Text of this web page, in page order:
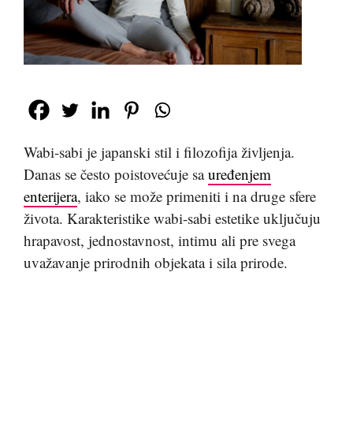
Wabi-sabi je japanski stil i filozofija življenja.
Danas se često poistovećuje sauređenjem
enterijera, iako se može primeniti i na druge sfere
života. Karakteristike wabi-sabi estetike uključuju
hrapavost, jednostavnost, intimu ali pre svega
uvažavanje prirodnih objekata i sila prirode.